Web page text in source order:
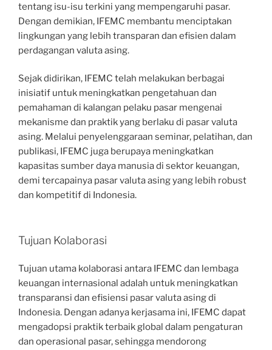
tentang isu-isu terkini yang mempengaruhi pasar.
Dengan demikian, IFEMC membantu menciptakan
lingkungan yang lebih transparan dan efisien dalam
perdagangan valuta asing.
Sejak didirikan, IFEMC telah melakukan berbagai
inisiatif untuk meningkatkan pengetahuan dan
pemahaman di kalangan pelaku pasar mengenai
mekanisme dan praktik yang berlaku di pasar valuta
asing. Melalui penyelenggaraan seminar, pelatihan, dan
publikasi, IFEMC juga berupaya meningkatkan
kapasitas sumber daya manusia di sektor keuangan,
demi tercapainya pasar valuta asing yang lebih robust
dan kompetitif di Indonesia.
Tujuan Kolaborasi
Tujuan utama kolaborasi antara IFEMC dan lembaga
keuangan internasional adalah untuk meningkatkan
transparansi dan efisiensi pasar valuta asing di
Indonesia. Dengan adanya kerjasama ini, IFEMC dapat
mengadopsi praktik terbaik global dalam pengaturan
dan operasional pasar, sehingga mendorong